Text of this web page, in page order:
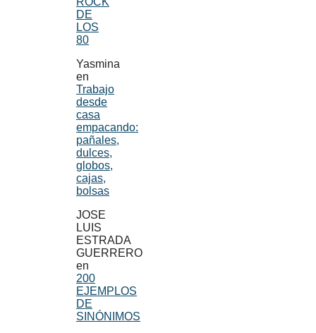
DE
LOS
80
Yasmina
en
Trabajo
desde
casa
empacando:
pañales,
dulces,
globos,
cajas,
bolsas
JOSE
LUIS
ESTRADA
GUERRERO
en
200
EJEMPLOS
DE
SINÓNIMOS